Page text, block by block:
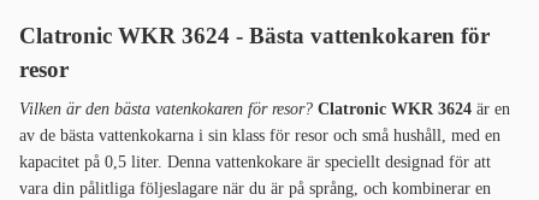
Clatronic WKR 3624 - Bästa vattenkokaren för
resor
Vilken är den bästa vatenkokaren för resor? Clatronic WKR 3624 är en
av de bästa vattenkokarna i sin klass för resor och små hushåll, med en
kapacitet på 0,5 liter. Denna vattenkokare är speciellt designad för att
vara din pålitliga följeslagare när du är på språng, och kombinerar en